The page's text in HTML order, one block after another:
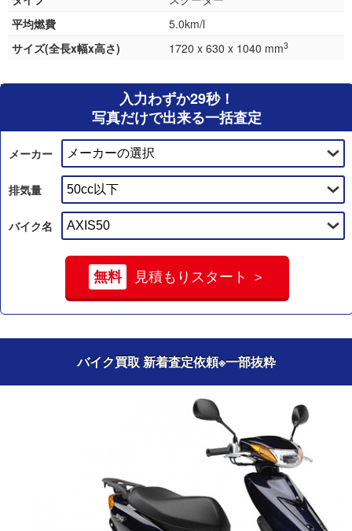
平均燃費
5.0km/l
サイズ(全長x幅x高さ)
1720 x 630 x 1040 mm3
入力わずか29秒！
写真だけで出来る一括査定
メーカー
排気量
バイク名
無料 見積もりスタート ＞
バイク買取 新着査定依頼※一部抜粋